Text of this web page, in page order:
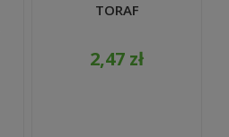
TORAF
2,47 zł